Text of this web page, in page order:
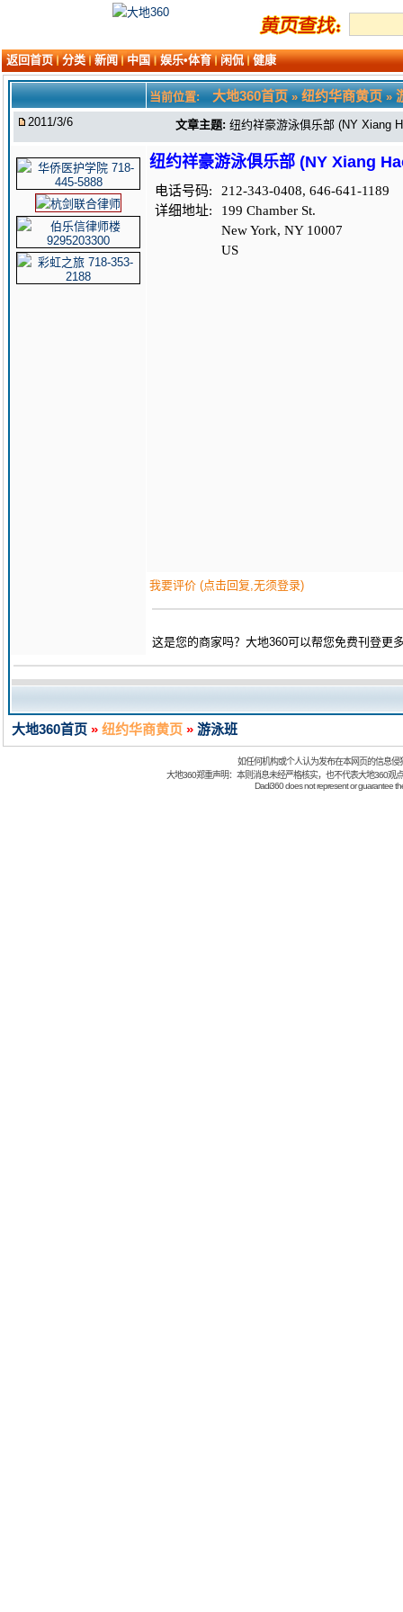
返回首页 分类 新闻 中国 娱乐•体育 闲侃 健康
当前位置: 大地360首页»纽约华商黄页»
2011/3/6 文章主题: 纽约祥豪游泳俱乐部 (NY Xiang
纽约祥豪游泳俱乐部 (NY Xiang
电话号码:
详细地址:
212-343-0408, 646-641-1189
199 Chamber St.
New York, NY 10007
US
我要评价 (点击回复,无须登录)
这是您的商家吗？大地360可以帮您免费刊登更
大地360首页 » 纽约华商黄页 » 游泳班
如任何机构或个人认为发布在本网页的信息
大地360郑重声明：本则消息未经严格核实，也不代表大地360观
Dadi360 does not represent or guarantee